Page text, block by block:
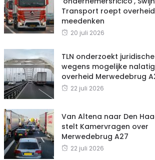
Transport roept
meedenken
20 juli 2026
TLN onderzoekt
wegens mogelijke
overheid Merwedebrug
22 juli 2026
Van Altena naar Den
stelt Kamervragen over
Merwedebrug A27
22 juli 2026